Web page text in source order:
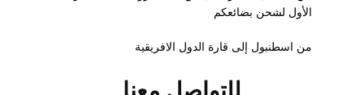
الأول لشحن بضائعكم
من اسطنبول إلى قارة الدول الافريقية